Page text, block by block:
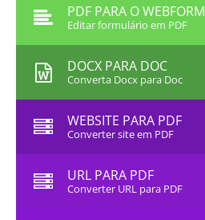
PDF PARA O WEBFORM
Editar formulário em PDF
DOCX PARA DOC
Converta Docx para Doc
WEBSITE PARA PDF
Converter site em PDF
URL PARA PDF
Converter URL para PDF